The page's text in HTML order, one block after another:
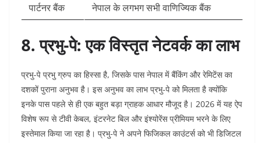
पार्टनर बैंक
नेपाल के लगभग सभी वाणिज्यिक बैंक
8. प्रभु-पे: एक विस्तृत नेटवर्क का लाभ
प्रभु-पे प्रभु ग्रुप का हिस्सा है, जिसके पास नेपाल में बैंकिंग और रेमिटेंस का
दशकों पुराना अनुभव है। इस अनुभव का लाभ प्रभु-पे को मिलता है क्योंकि
इनके पास पहले से ही एक बहुत बड़ा ग्राहक आधार मौजूद है। 2026 में यह ऐप
विशेष रूप से टीवी केबल, इंटरनेट बिल और इंश्योरेंस प्रीमियम भरने के लिए
इस्तेमाल किया जा रहा है। प्रभु-पे ने अपने फिजिकल काउंटर्स को भी डिजिटल